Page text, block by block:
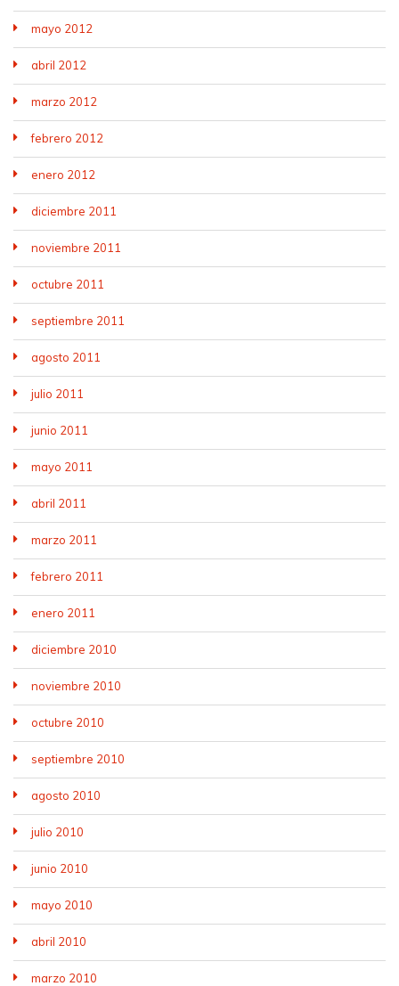
mayo 2012
abril 2012
marzo 2012
febrero 2012
enero 2012
diciembre 2011
noviembre 2011
octubre 2011
septiembre 2011
agosto 2011
julio 2011
junio 2011
mayo 2011
abril 2011
marzo 2011
febrero 2011
enero 2011
diciembre 2010
noviembre 2010
octubre 2010
septiembre 2010
agosto 2010
julio 2010
junio 2010
mayo 2010
abril 2010
marzo 2010